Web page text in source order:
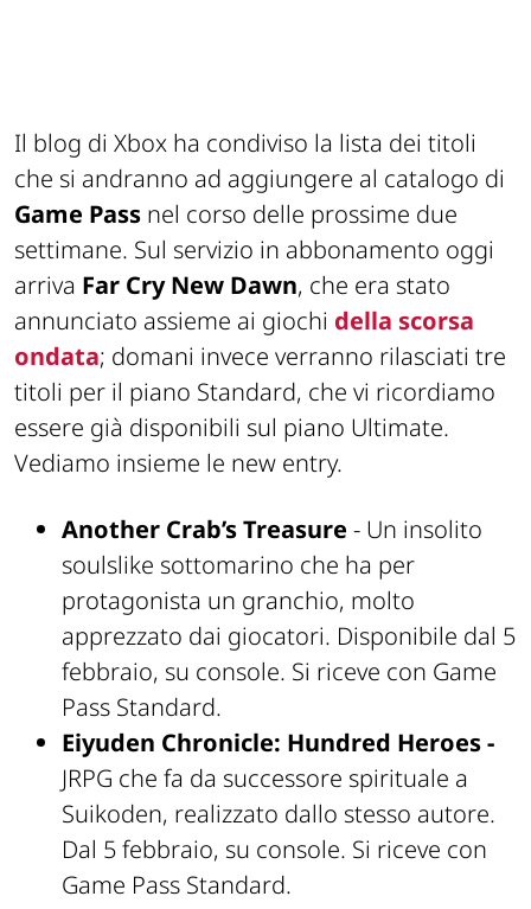
Il blog di Xbox ha condiviso la lista dei titoli
che si andranno ad aggiungere al catalogo di
Game Pass nel corso delle prossime due
settimane. Sul servizio in abbonamento oggi
arriva Far Cry New Dawn, che era stato
annunciato assieme ai giochi della scorsa
ondata; domani invece verranno rilasciati tre
titoli per il piano Standard, che vi ricordiamo
essere già disponibili sul piano Ultimate.
Vediamo insieme le new entry.
Another Crab’s Treasure - Un insolito
soulslike sottomarino che ha per
protagonista un granchio, molto
apprezzato dai giocatori. Disponibile dal 5
febbraio, su console. Si riceve con Game
Pass Standard.
Eiyuden Chronicle: Hundred Heroes -
JRPG che fa da successore spirituale a
Suikoden, realizzato dallo stesso autore.
Dal 5 febbraio, su console. Si riceve con
Game Pass Standard.